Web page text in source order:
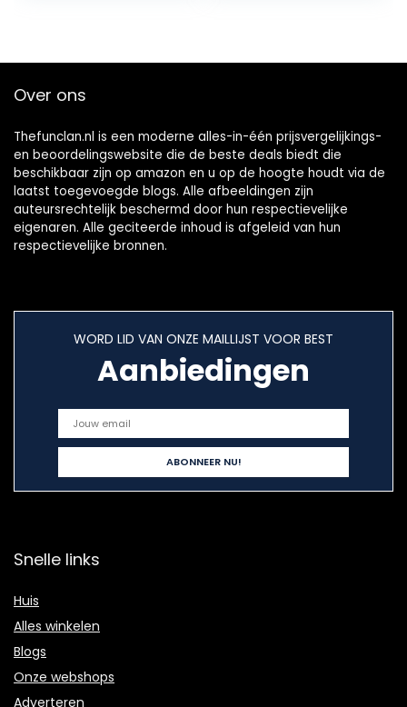
Over ons
Thefunclan.nl is een moderne alles-in-één prijsvergelijkings-
en beoordelingswebsite die de beste deals biedt die
beschikbaar zijn op amazon en u op de hoogte houdt via de
laatst toegevoegde blogs. Alle afbeeldingen zijn
auteursrechtelijk beschermd door hun respectievelijke
eigenaren. Alle geciteerde inhoud is afgeleid van hun
respectievelijke bronnen.
WORD LID VAN ONZE MAILLIJST VOOR BEST
Aanbiedingen
Snelle links
Huis
Alles winkelen
Blogs
Onze webshops
Adverteren